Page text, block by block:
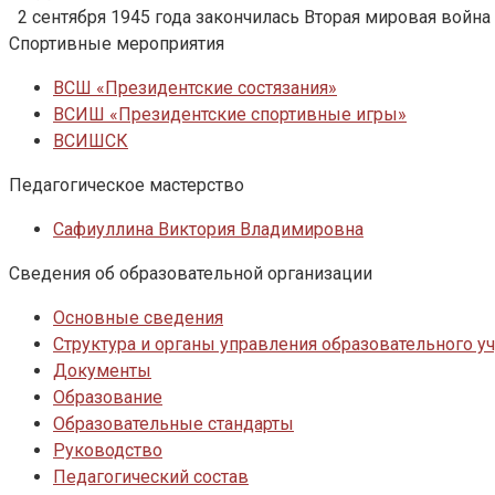
2 сентября 1945 года закончилась Вторая мировая война
Спортивные мероприятия
ВСШ «Президентские состязания»
ВСИШ «Президентские спортивные игры»
ВСИШСК
Педагогическое мастерство
Сафиуллина Виктория Владимировна
Сведения об образовательной организации
Основные сведения
Структура и органы управления образовательного
Документы
Образование
Образовательные стандарты
Руководство
Педагогический состав